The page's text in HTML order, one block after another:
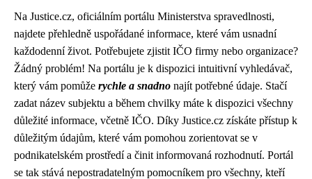
Na Justice.cz, oficiálním portálu Ministerstva spravedlnosti,
najdete přehledně uspořádané informace, které vám usnadní
každodenní život. Potřebujete zjistit IČO firmy nebo organizace?
Žádný problém! Na portálu je k dispozici intuitivní vyhledávač,
který vám pomůže rychle a snadno najít potřebné údaje. Stačí
zadat název subjektu a během chvilky máte k dispozici všechny
důležité informace, včetně IČO. Díky Justice.cz získáte přístup k
důležitým údajům, které vám pomohou zorientovat se v
podnikatelském prostředí a činit informovaná rozhodnutí. Portál
se tak stává nepostradatelným pomocníkem pro všechny, kteří